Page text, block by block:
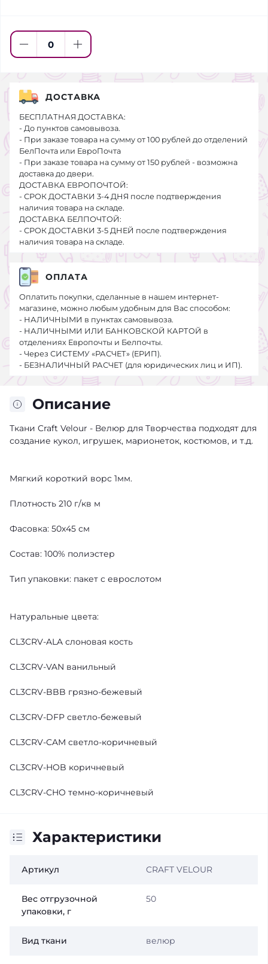
Описание
Ткани Craft Velour - Велюр для Творчества подходят для
создание кукол, игрушек, марионеток, костюмов, и т.д.
Мягкий короткий ворс 1мм.
Плотность 210 г/кв м
Фасовка: 50х45 см
Состав: 100% полиэстер
Тип упаковки: пакет с еврослотом
Натуральные цвета:
CL3CRV-ALA слоновая кость
CL3CRV-VAN ванильный
CL3CRV-BBB грязно-бежевый
CL3CRV-DFP светло-бежевый
CL3CRV-CAM светло-коричневый
CL3CRV-HOB коричневый
CL3CRV-CHO темно-коричневый
Характеристики
Артикул CRAFT VELOUR
Вес отгрузочной
упаковки, г
50
Вид ткани велюр
ДОСТАВКА
БЕСПЛАТНАЯ ДОСТАВКА:
- До пунктов самовывоза.
- При заказе товара на сумму от 100 рублей до отделений
БелПочта или ЕвроПочта
- При заказе товара на сумму от 150 рублей - возможна
доставка до двери.
ДОСТАВКА ЕВРОПОЧТОЙ:
- СРОК ДОСТАВКИ 3-4 ДНЯ после подтверждения
наличия товара на складе.
ДОСТАВКА БЕЛПОЧТОЙ:
- СРОК ДОСТАВКИ 3-5 ДНЕЙ после подтверждения
наличия товара на складе.
ОПЛАТА
Оплатить покупки, сделанные в нашем интернет-
магазине, можно любым удобным для Вас способом:
- НАЛИЧНЫМИ в пунктах самовывоза.
- НАЛИЧНЫМИ ИЛИ БАНКОВСКОЙ КАРТОЙ в
отделениях Европочты и Белпочты.
- Через СИСТЕМУ «РАСЧЕТ» (ЕРИП).
- БЕЗНАЛИЧНЫЙ РАСЧЕТ (для юридических лиц и ИП).